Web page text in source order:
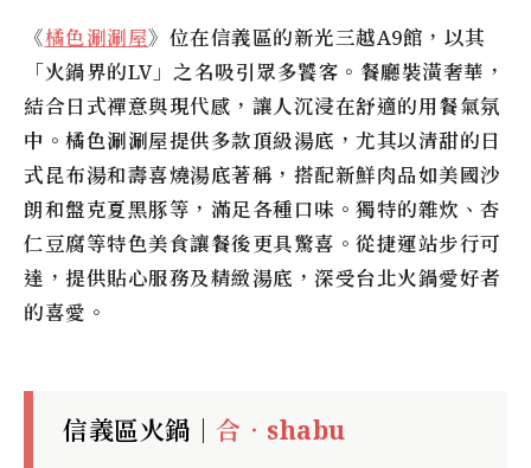
《橘色涮涮屋》位在信義區的新光三越A9館，以其
「火鍋界的LV」之名吸引眾多饕客。餐廳裝潢奢華，
結合日式禪意與現代感，讓人沉浸在舒適的用餐氣氛
中。橘色涮涮屋提供多款頂級湯底，尤其以清甜的日
式昆布湯和壽喜燒湯底著稱，搭配新鮮肉品如美國沙
朗和盤克夏黑豚等，滿足各種口味。獨特的雜炊、杏
仁豆腐等特色美食讓餐後更具驚喜。從捷運站步行可
達，提供貼心服務及精緻湯底，深受台北火鍋愛好者
的喜愛。
信義區火鍋｜ 合‧shabu